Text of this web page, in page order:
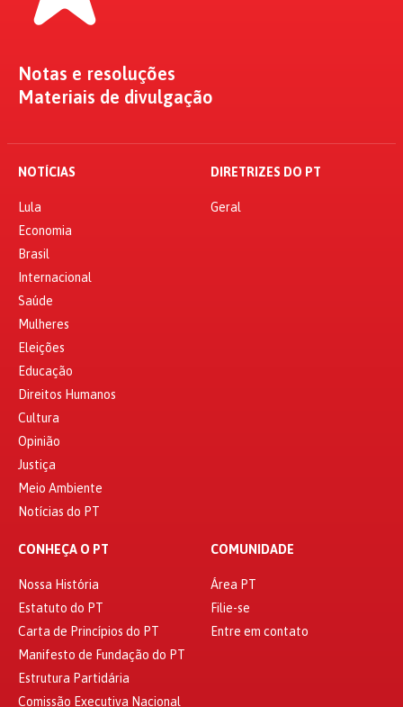
Notas e resoluções
Materiais de divulgação
NOTÍCIAS
Lula
Economia
Brasil
Internacional
Saúde
Mulheres
Eleições
Educação
Direitos Humanos
Cultura
Opinião
Justiça
Meio Ambiente
Notícias do PT
DIRETRIZES DO PT
Geral
CONHEÇA O PT
Nossa História
Estatuto do PT
Carta de Princípios do PT
Manifesto de Fundação do PT
Estrutura Partidária
Comissão Executiva Nacional
COMUNIDADE
Área PT
Filie-se
Entre em contato